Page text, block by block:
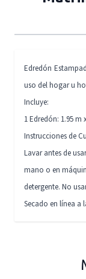
Edredón
uso del hogar u
Incluye:
1 Edredón: 1.95 m
Instrucciones de
Lavar antes de
mano o en
detergente. No
Secado en línea a